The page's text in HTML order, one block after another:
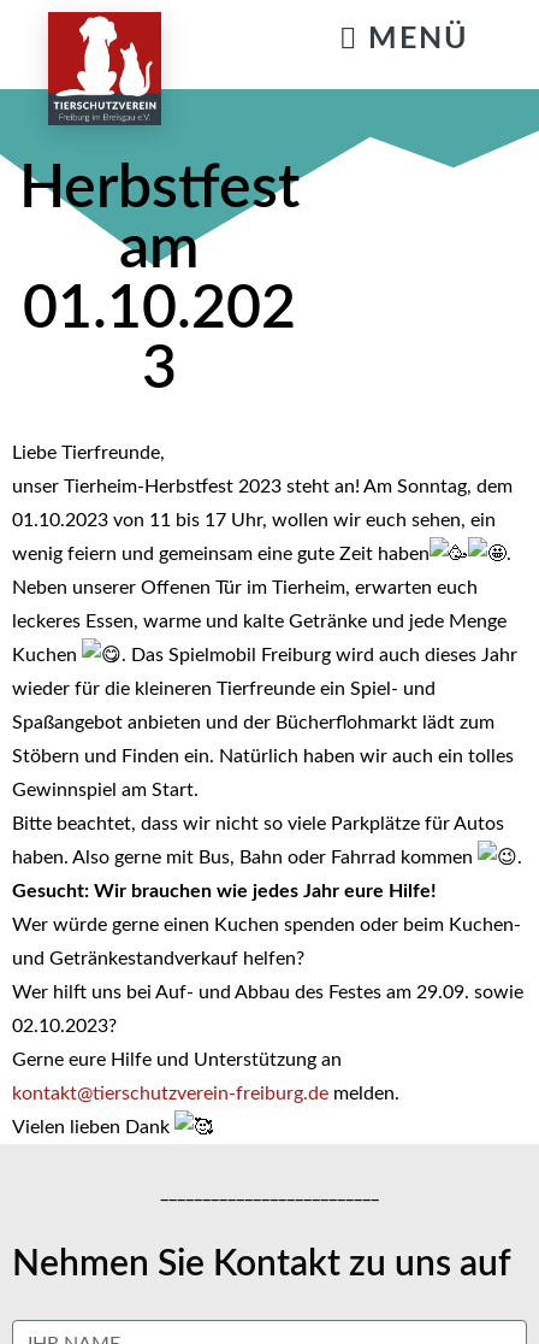
Herbstfest
am
01.10.202
3
Liebe Tierfreunde,
unser Tierheim-Herbstfest 2023 steht an! Am Sonntag, dem
01.10.2023 von 11 bis 17 Uhr, wollen wir euch sehen, ein
wenig feiern und gemeinsam eine gute Zeit haben
.
Neben unserer Offenen Tür im Tierheim, erwarten euch
leckeres Essen, warme und kalte Getränke und jede Menge
Kuchen
. Das Spielmobil Freiburg wird auch dieses Jahr
wieder für die kleineren Tierfreunde ein Spiel- und
Spaßangebot anbieten und der Bücherflohmarkt lädt zum
Stöbern und Finden ein. Natürlich haben wir auch ein tolles
Gewinnspiel am Start.
Bitte beachtet, dass wir nicht so viele Parkplätze für Autos
haben. Also gerne mit Bus, Bahn oder Fahrrad kommen
.
Gesucht: Wir brauchen wie jedes Jahr eure Hilfe!
Wer würde gerne einen Kuchen spenden oder beim Kuchen-
und Getränkestandverkauf helfen?
Wer hilft uns bei Auf- und Abbau des Festes am 29.09. sowie
02.10.2023?
Gerne eure Hilfe und Unterstützung an
kontakt@tierschutzverein-freiburg.de melden.
Vielen lieben Dank
Nehmen Sie Kontakt zu uns auf